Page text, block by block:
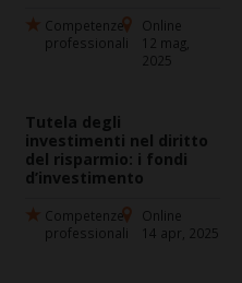
Competenze
professionali
Online
12 mag,
2025
Tutela degli
investimenti nel diritto
del risparmio: i fondi
d’investimento
Competenze
professionali
Online
14 apr, 2025